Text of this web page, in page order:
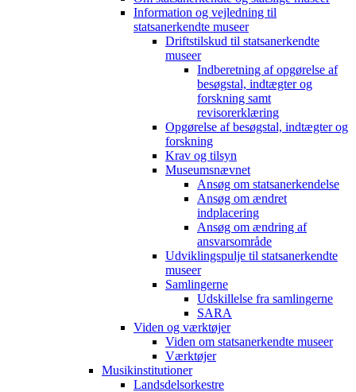
Information og vejledning til
statsanerkendte museer
Driftstilskud til statsanerkendte
museer
Indberetning af opgørelse af
besøgstal, indtægter og
forskning samt
revisorerklæring
Opgørelse af besøgstal, indtægter og
forskning
Krav og tilsyn
Museumsnævnet
Ansøg om statsanerkendelse
Ansøg om ændret
indplacering
Ansøg om ændring af
ansvarsområde
Udviklingspulje til statsanerkendte
museer
Samlingerne
Udskillelse fra samlingerne
SARA
Viden og værktøjer
Viden om statsanerkendte museer
Værktøjer
Musikinstitutioner
Landsdelsorkestre